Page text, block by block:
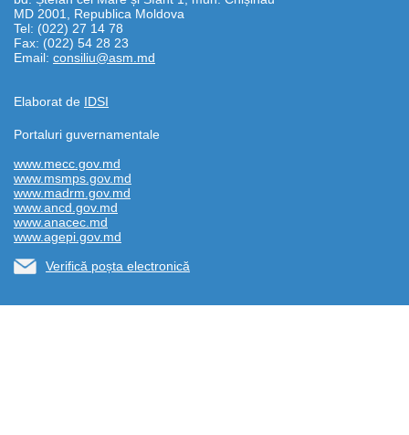
MD 2001, Republica Moldova
Tel: (022) 27 14 78
Fax: (022) 54 28 23
Email: consiliu@asm.md
Elaborat de IDSI
Portaluri guvernamentale
www.mecc.gov.md
www.msmps.gov.md
www.madrm.gov.md
www.ancd.gov.md
www.anacec.md
www.agepi.gov.md
Verifică poșta electronică